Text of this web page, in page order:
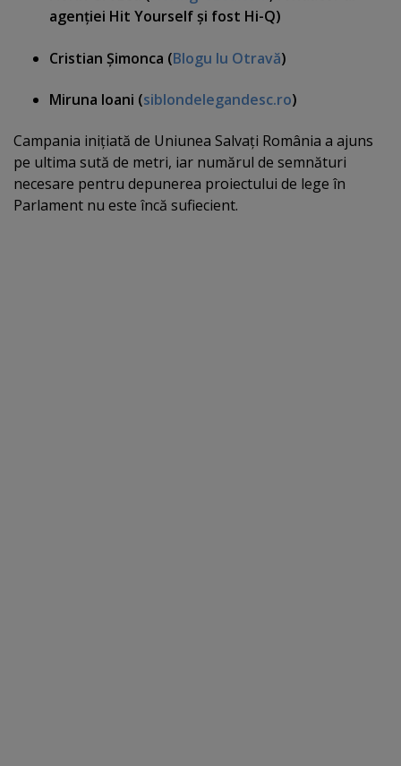
agenţiei Hit Yourself şi fost Hi-Q)
Cristian Şimonca (Blogu lu Otravă)
Miruna Ioani (siblondelegandesc.ro)
Campania iniţiată de Uniunea Salvaţi România a ajuns
pe ultima sută de metri, iar numărul de semnături
necesare pentru depunerea proiectului de lege în
Parlament nu este încă sufiecient.